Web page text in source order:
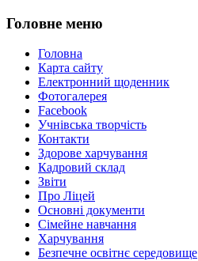
Головне меню
Головна
Карта сайту
Електронний щоденник
Фотогалерея
Facebook
Учнівська творчість
Контакти
Здорове харчування
Кадровий склад
Звіти
Про Ліцей
Основні документи
Сімейне навчання
Харчування
Безпечне освітнє середовище